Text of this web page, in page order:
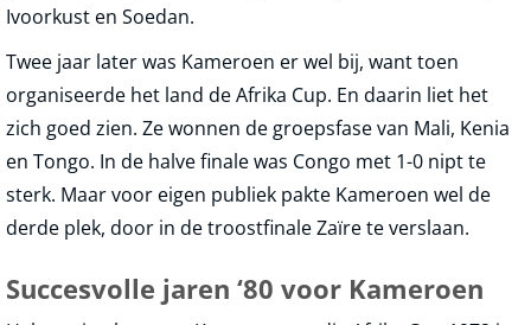
Ivoorkust en Soedan.
Twee jaar later was Kameroen er wel bij, want toen
organiseerde het land de Afrika Cup. En daarin liet het
zich goed zien. Ze wonnen de groepsfase van Mali, Kenia
en Tongo. In de halve finale was Congo met 1-0 nipt te
sterk. Maar voor eigen publiek pakte Kameroen wel de
derde plek, door in de troostfinale Zaïre te verslaan.
Succesvolle jaren ‘80 voor Kameroen